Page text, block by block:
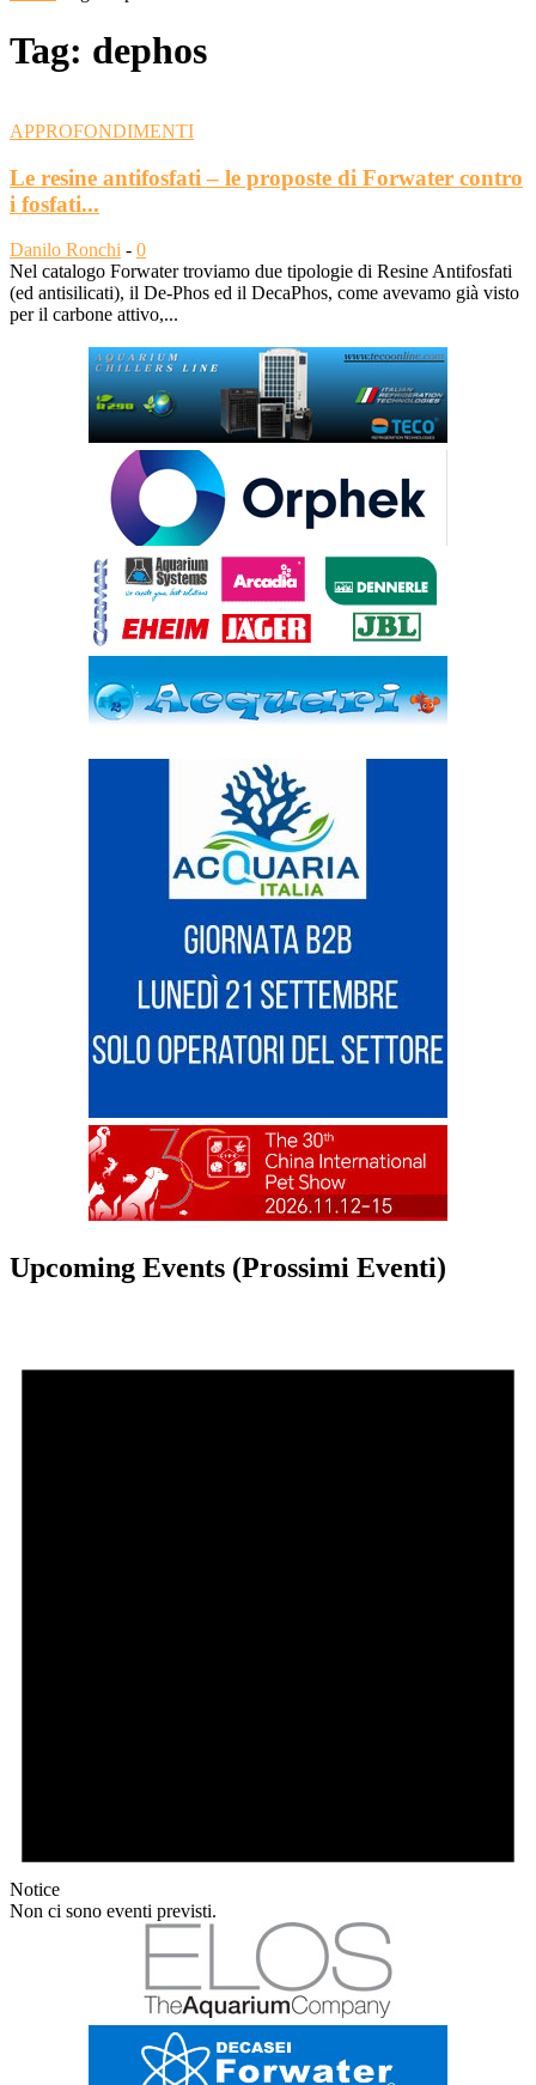
Tag: dephos
APPROFONDIMENTI
Le resine antifosfati – le proposte di Forwater contro
i fosfati...
Danilo Ronchi - 0
Nel catalogo Forwater troviamo due tipologie di Resine Antifosfati
(ed antisilicati), il De-Phos ed il DecaPhos, come avevamo già visto
per il carbone attivo,...
Upcoming Events (Prossimi Eventi)
Notice
Non ci sono eventi previsti.